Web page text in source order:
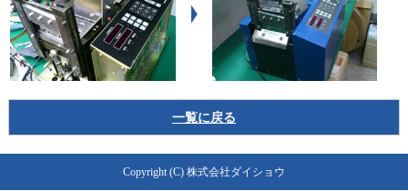
一覧に戻る
Copyright (C) 株式会社ダイショウ